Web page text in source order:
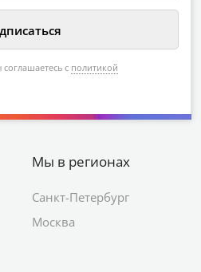
с политикой
Мы в регионах
Санкт-Петербург
Москва